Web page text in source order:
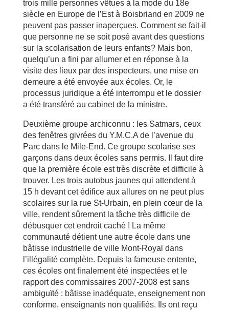
trois mille personnes vêtues à la mode du 18e
siècle en Europe de l’Est à Boisbriand en 2009 ne
peuvent pas passer inaperçues. Comment se fait-il
que personne ne se soit posé avant des questions
sur la scolarisation de leurs enfants? Mais bon,
quelqu’un a fini par allumer et en réponse à la
visite des lieux par des inspecteurs, une mise en
demeure a été envoyée aux écoles. Or, le
processus juridique a été interrompu et le dossier
a été transféré au cabinet de la ministre.
Deuxième groupe archiconnu : les Satmars, ceux
des fenêtres givrées du Y.M.C.A de l’avenue du
Parc dans le Mile-End. Ce groupe scolarise ses
garçons dans deux écoles sans permis. Il faut dire
que la première école est très discrète et difficile à
trouver. Les trois autobus jaunes qui attendent à
15 h devant cet édifice aux allures on ne peut plus
scolaires sur la rue St-Urbain, en plein cœur de la
ville, rendent sûrement la tâche très difficile de
débusquer cet endroit caché ! La même
communauté détient une autre école dans une
bâtisse industrielle de ville Mont-Royal dans
l’illégalité complète. Depuis la fameuse entente,
ces écoles ont finalement été inspectées et le
rapport des commissaires 2007-2008 est sans
ambiguïté : bâtisse inadéquate, enseignement non
conforme, enseignants non qualifiés. Ils ont reçu